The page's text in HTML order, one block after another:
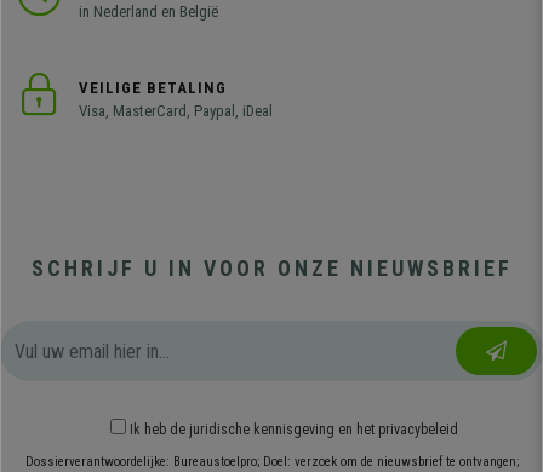
in Nederland en België
VEILIGE BETALING
Visa, MasterCard, Paypal, iDeal
SCHRIJF U IN VOOR ONZE NIEUWSBRIEF
Ik heb de juridische kennisgeving en het privacybeleid
Dossierverantwoordelijke: Bureaustoelpro; Doel: verzoek om de nieuwsbrief te ontvangen;